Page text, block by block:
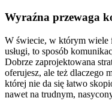
Wyraźna przewaga
W świecie, w którym wiele
usługi, to sposób
Dobrze zaprojektowana
oferujesz, ale też dlaczego
której nie da się łatwo
nawet na trudnym,